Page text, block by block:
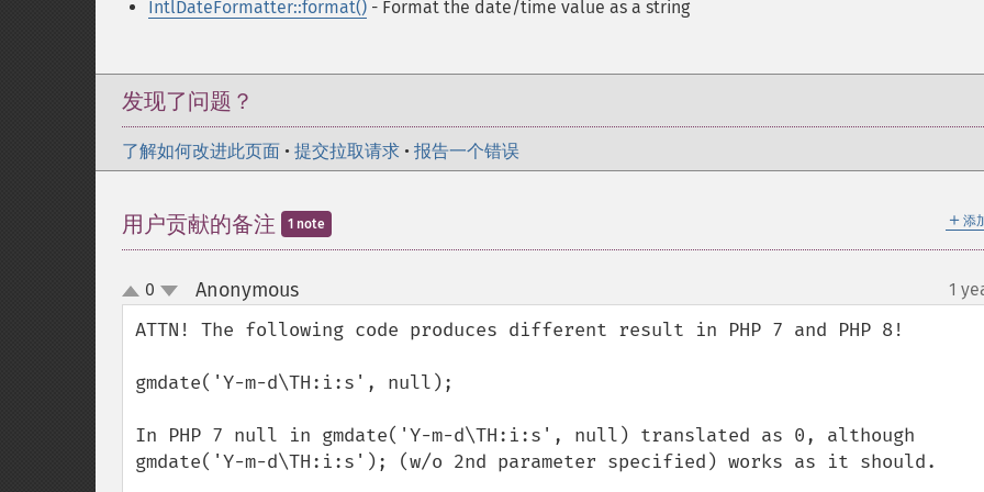
IntlDateFormatter::format() - Format the date/time value as a string
发现了问题？
了解如何改进此页面 • 提交拉取请求 • 报告一个错误
＋ 添
用户贡献的备注 1 note
up
down
0 Anonymous¶ 1
ATTN! The following code produces different result in PHP 7 and PHP 8!
gmdate('Y-m-d\TH:i:s', null);
In PHP 7 null in gmdate('Y-m-d\TH:i:s', null) translated as 0, although
gmdate('Y-m-d\TH:i:s'); (w/o 2nd parameter specified) works as it should.